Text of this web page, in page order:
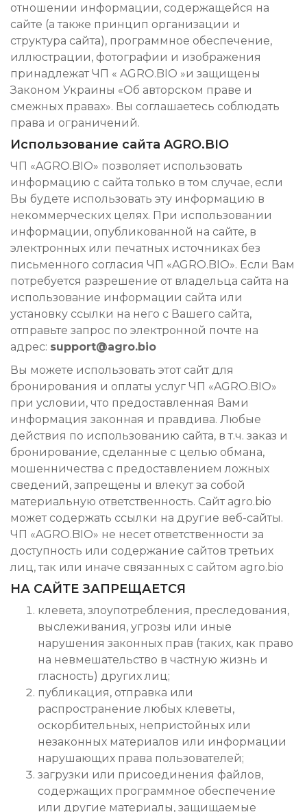
отношении информации, содержащейся на
сайте (а также принцип организации и
структура сайта), программное обеспечение,
иллюстрации, фотографии и изображения
принадлежат ЧП « AGRO.BIO »и защищены
Законом Украины «Об авторском праве и
смежных правах». Вы соглашаетесь соблюдать
права и ограничений.
Использование сайта AGRO.BIO
ЧП «AGRO.BIO» позволяет использовать
информацию с сайта только в том случае, если
Вы будете использовать эту информацию в
некоммерческих целях. При использовании
информации, опубликованной на сайте, в
электронных или печатных источниках без
письменного согласия ЧП «AGRO.BIO». Если Вам
потребуется разрешение от владельца сайта на
использование информации сайта или
установку ссылки на него с Вашего сайта,
отправьте запрос по электронной почте на
адрес: support@agro.bio
Вы можете использовать этот сайт для
бронирования и оплаты услуг ЧП «AGRO.BIO»
при условии, что предоставленная Вами
информация законная и правдива. Любые
действия по использованию сайта, в т.ч. заказ и
бронирование, сделанные с целью обмана,
мошенничества с предоставлением ложных
сведений, запрещены и влекут за собой
материальную ответственность. Сайт agro.bio
может содержать ссылки на другие веб-сайты.
ЧП «AGRO.BIO» не несет ответственности за
доступность или содержание сайтов третьих
лиц, так или иначе связанных с сайтом agro.bio
НА САЙТЕ ЗАПРЕЩАЕТСЯ
клевета, злоупотребления, преследования,
выслеживания, угрозы или иные
нарушения законных прав (таких, как право
на невмешательство в частную жизнь и
гласность) других лиц;
публикация, отправка или
распространение любых клеветы,
оскорбительных, непристойных или
незаконных материалов или информации
нарушающих права пользователей;
загрузки или присоединения файлов,
содержащих программное обеспечение
или другие материалы, защищаемые